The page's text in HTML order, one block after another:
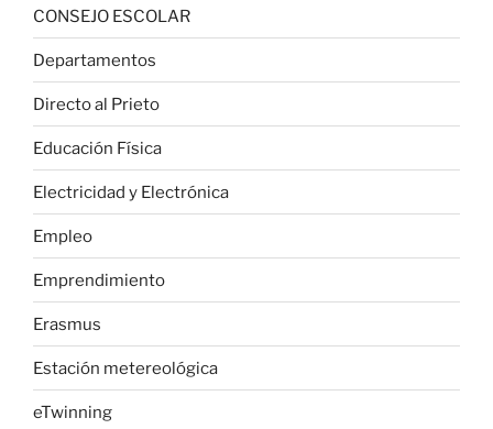
CONSEJO ESCOLAR
Departamentos
Directo al Prieto
Educación Física
Electricidad y Electrónica
Empleo
Emprendimiento
Erasmus
Estación metereológica
eTwinning